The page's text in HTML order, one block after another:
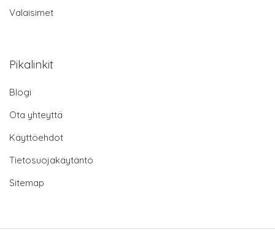
Valaisimet
Pikalinkit
Blogi
Ota yhteyttä
Käyttöehdot
Tietosuojakäytäntö
Sitemap